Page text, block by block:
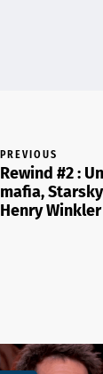
PREVIOUS
Rewind #2 :
mafia,
Henry Winkler